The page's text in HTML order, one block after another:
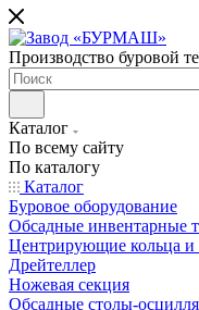
Производство буровой
Каталог
По всему сайту
По каталогу
Каталог
Буровое оборудование
Обсадные инвентарные
Центрирующие кольца
Дрейтеллер
Ножевая секция
Обсадные столы-